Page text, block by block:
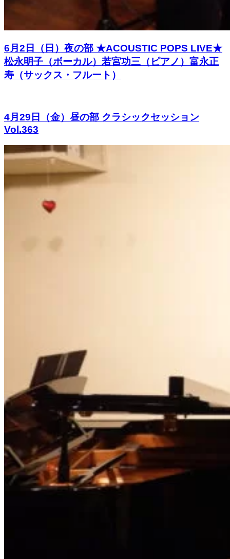
6月2日（日）夜の部 ★ACOUSTIC POPS LIVE★
松永明子（ボーカル）若宮功三（ピアノ）富永正
寿（サックス・フルート）
4月29日（金）昼の部 クラシックセッション
Vol.363